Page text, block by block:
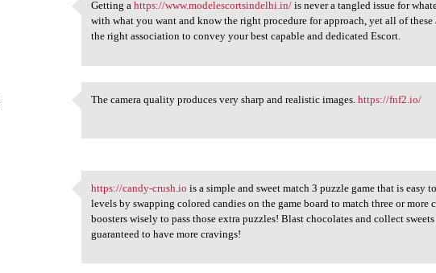
Getting a https://www
Getting ahttps://www.modelescortsindelhi.in/ is never a tangled issue for
with what you want and know the right procedure for approach, yet all of
the right association to convey your best capable and dedicated Escort.
The camera quality produces
The camera quality produces very sharp and realistic images.https://fnf2.io/
https://candy-crush.io is a
https://candy-crush.io is a simple and sweet match 3 puzzle game that is easy
levels by swapping colored candies on the game board to match three or more
boosters wisely to pass those extra puzzles! Blast chocolates and collect
guaranteed to have more cravings!